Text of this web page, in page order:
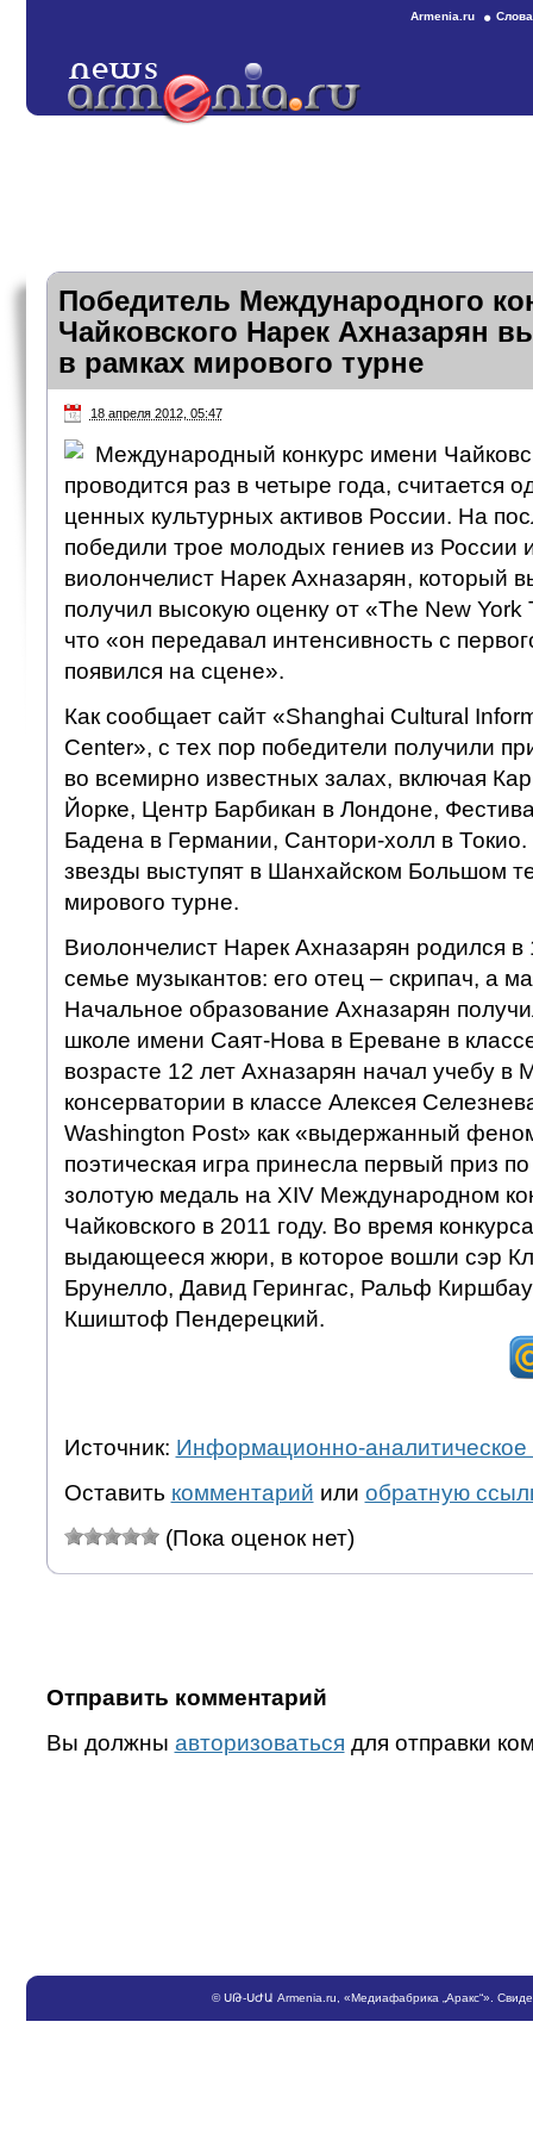
Armenia.ru
Победитель Международного
Чайковского Нарек Ахназарян
в рамках мирового турне
18 апреля 2012, 05:47
Международный конкурс имени
проводится раз в четыре года, считается
ценных культурных активов России. На
победили трое молодых гениев из
виолончелист Нарек Ахназарян, который
получил высокую оценку от «The New
что «он передавал интенсивность с
появился на сцене».
Как сообщает сайт «Shanghai Cultural
Center», с тех пор победители получили
во всемирно известных залах, включая
Йорке, Центр Барбикан в Лондоне,
Бадена в Германии, Сантори-холл в
звезды выступят в Шанхайском Большом
мирового турне.
Виолончелист Нарек Ахназарян родился в
семье музыкантов: его отец – скрипач, а
Начальное образование Ахназарян
школе имени Саят-Нова в Ереване в
возрасте 12 лет Ахназарян начал учебу в
консерватории в классе Алексея
Washington Post» как «выдержанный
поэтическая игра принесла первый приз
золотую медаль на XIV Международном
Чайковского в 2011 году. Во время
выдающееся жюри, в которое вошли сэр
Брунелло, Давид Герингас, Ральф
Кшиштоф Пендерецкий.
Источник: Информационно-аналитическое
Оставить комментарий или обратную
(Пока оценок нет)
Отправить комментарий
Вы должны авторизоваться для отправки
©ՍԹ-ՍԺԱ Armenia.ru , «Медиафабрика „Аракс“».